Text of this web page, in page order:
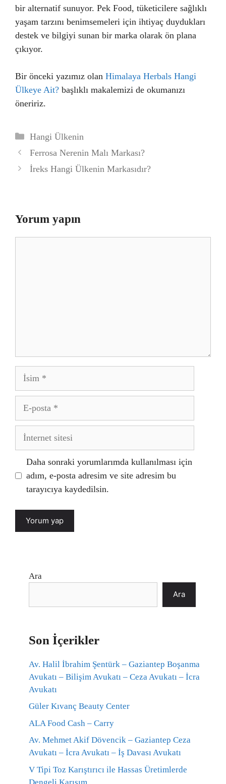
bir alternatif sunuyor. Pek Food, tüketicilere sağlıklı
yaşam tarzını benimsemeleri için ihtiyaç duydukları
destek ve bilgiyi sunan bir marka olarak ön plana
çıkıyor.
Bir önceki yazımız olan Himalaya Herbals Hangi
Ülkeye Ait? başlıklı makalemizi de okumanızı
öneririz.
Kategoriler
Hangi Ülkenin
Ferrosa Nerenin Malı Markası?
İreks Hangi Ülkenin Markasıdır?
Yorum yapın
İsim
posta
İnternet
Daha sonraki yorumlarımda kullanılması için
adım, e-posta adresim ve site adresim bu
tarayıcıya kaydedilsin.
Ara
Ara
Son İçerikler
Av. Halil İbrahim Şentürk – Gaziantep Boşanma
Avukatı – Bilişim Avukatı – Ceza Avukatı – İcra
Avukatı
Güler Kıvanç Beauty Center
ALA Food Cash – Carry
Av. Mehmet Akif Dövencik – Gaziantep Ceza
Avukatı – İcra Avukatı – İş Davası Avukatı
V Tipi Toz Karıştırıcı ile Hassas Üretimlerde
Dengeli Karışım